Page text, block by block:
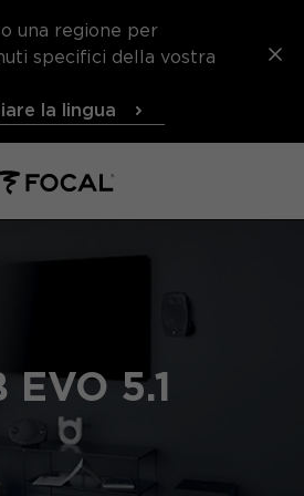
una regione per
specifici della vostra
la lingua
EVO 5.1